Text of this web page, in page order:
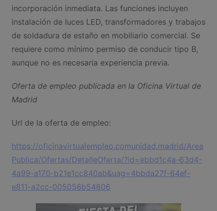
incorporación inmediata. Las funciones incluyen
instalación de luces LED, transformadores y trabajos
de soldadura de estaño en mobiliario comercial. Se
requiere como mínimo permiso de conducir tipo B,
aunque no es necesaria experiencia previa.
Oferta de empleo publicada en la Oficina Virtual de
Madrid
Url de la oferta de empleo:
https://oficinavirtualempleo.comunidad.madrid/Area
Publica/Ofertas/DetalleOferta/?id=ebbd1c4a-63d4-
4a99-a170-b21e1cc840ab&uag=4bbda27f-64ef-
e811-a2cc-005056b54806